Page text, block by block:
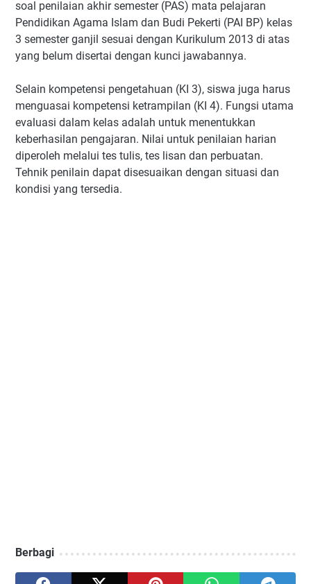
soal penilaian akhir semester (PAS) mata pelajaran
Pendidikan Agama Islam dan Budi Pekerti (PAI BP) kelas
3 semester ganjil sesuai dengan Kurikulum 2013 di atas
yang belum disertai dengan kunci jawabannya.
Selain kompetensi pengetahuan (KI 3), siswa juga harus
menguasai kompetensi ketrampilan (KI 4). Fungsi utama
evaluasi dalam kelas adalah untuk menentukkan
keberhasilan pengajaran. Nilai untuk penilaian harian
diperoleh melalui tes tulis, tes lisan dan perbuatan.
Tehnik penilain dapat disesuaikan dengan situasi dan
kondisi yang tersedia.
Berbagi